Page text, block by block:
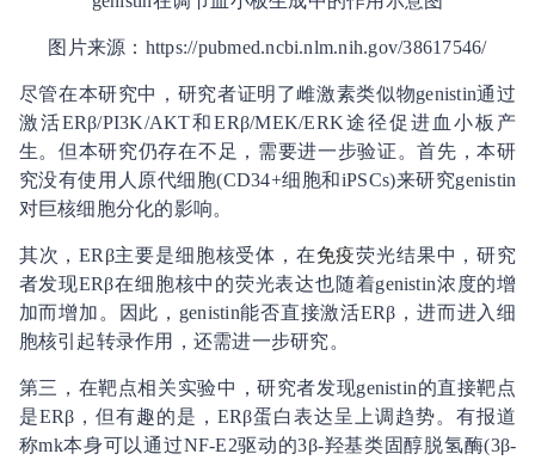
图片来源：https://pubmed.ncbi.nlm.nih.gov/38617546/
尽管在本研究中，研究者证明了雌激素类似物genistin通过
激活ERβ/PI3K/AKT和ERβ/MEK/ERK途径促进血小板产
生。但本研究仍存在不足，需要进一步验证。首先，本研
究没有使用人原代细胞(CD34+细胞和iPSCs)来研究genistin
对巨核细胞分化的影响。
其次，ERβ主要是细胞核受体，在免疫荧光结果中，研究
者发现ERβ在细胞核中的荧光表达也随着genistin浓度的增
加而增加。因此，genistin能否直接激活ERβ，进而进入细
胞核引起转录作用，还需进一步研究。
第三，在靶点相关实验中，研究者发现genistin的直接靶点
是ERβ，但有趣的是，ERβ蛋白表达呈上调趋势。有报道
称mk本身可以通过NF-E2驱动的3β-羟基类固醇脱氢酶(3β-